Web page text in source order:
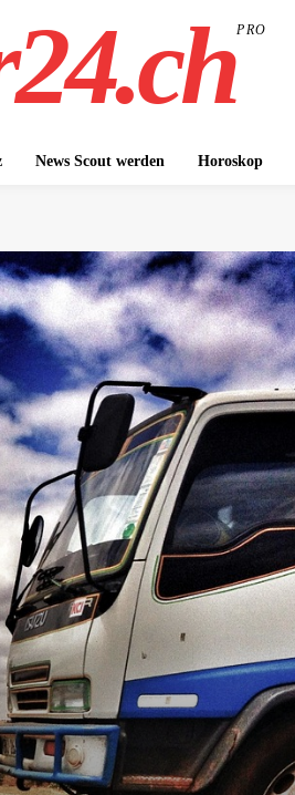
PRO
News Scout werden Horoskop